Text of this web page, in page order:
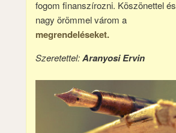
fogom finanszírozni. Köszönettel és
nagy örömmel várom a
megrendeléseket.
Szeretettel:Aranyosi Ervin